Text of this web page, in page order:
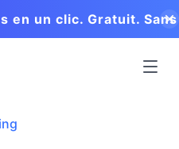
en un clic. Gratuit. Sans